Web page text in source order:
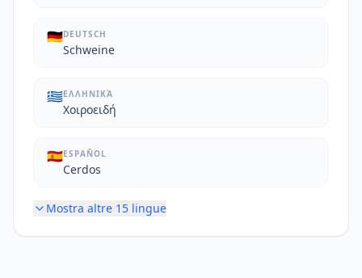
🇩🇪DEUTSCH
Schweine
🇬🇷ΕΛΛΗΝΙΚΆ
Χοιροειδή
🇪🇸ESPAÑOL
Cerdos
Mostra altre 15 lingue